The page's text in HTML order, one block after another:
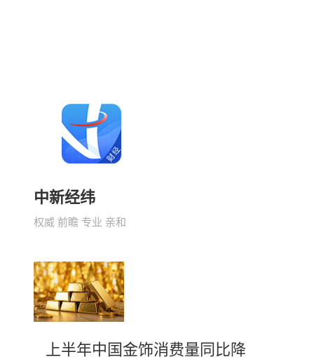
中新经纬
权威 前瞻 专业 亲和
上半年中国金饰消费量同比降